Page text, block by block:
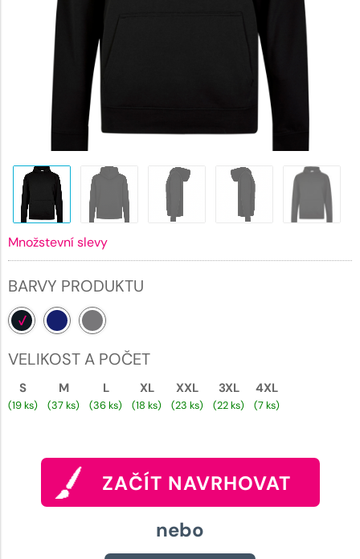
Množstevní slevy
BARVY PRODUKTU
VELIKOST A POČET
S
(19 ks)
M
(37 ks)
L
(36 ks)
XL
(18 ks)
XXL
(23 ks)
3XL
(22 ks)
4XL
(7 ks)
ZAČÍT NAVRHOVAT
nebo